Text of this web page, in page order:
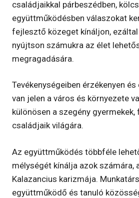
családjaikkal párbeszédben,
együttműködésben válaszokat
fejlesztő közeget kínáljon,
nyújtson számukra az élet
megragadására.
Tevékenységeiben érzékenyen
van jelen a város és környezete
különösen a szegény gyermekek,
családjaik világára.
Az együttműködés többféle
mélységét kínálja azok számára,
Kalazancius karizmája.
együttműködő és tanuló